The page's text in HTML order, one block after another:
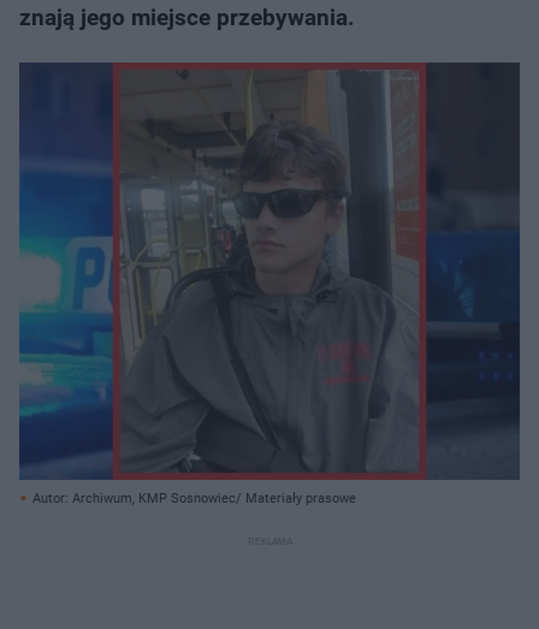
znają jego miejsce przebywania.
Autor: Archiwum, KMP Sosnowiec/ Materiały prasowe